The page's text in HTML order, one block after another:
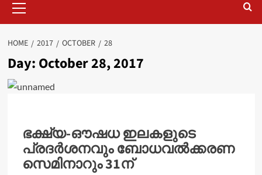
Menu
HOME 2017 OCTOBER 28
Day: October 28, 2017
ഭക്ഷ്യ-ഔഷധ ഇലകളുടെ
പ്രദര്‍ശനവും ബോധവല്‍ക്കരണ
സെമിനാറും 31ന്